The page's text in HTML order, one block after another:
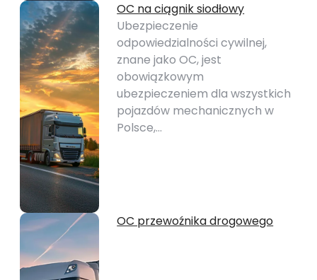
OC na ciągnik siodłowy
Ubezpieczenie
odpowiedzialności cywilnej,
znane jako OC, jest
obowiązkowym
ubezpieczeniem dla wszystkich
pojazdów mechanicznych w
Polsce,…
OC przewoźnika drogowego